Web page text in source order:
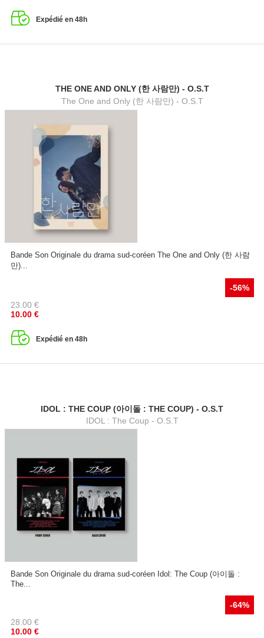
Expédié en 48h
THE ONE AND ONLY (한 사람만) - O.S.T
The One and Only (한 사람만) - O.S.T
Bande Son Originale du drama sud-coréen The One and Only (한 사람
만)...
-56%
23.00 €
10.00 €
Expédié en 48h
IDOL : THE COUP (아이돌 : THE COUP) - O.S.T
IDOL : The Coup - O.S.T
Bande Son Originale du drama sud-coréen Idol: The Coup (아이돌 :
The...
-64%
28.00 €
10.00 €